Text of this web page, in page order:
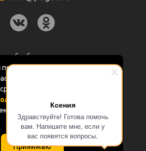
Ксения
Здравствуйте! Готова помочь
вам. Напишите мне, если у
вас появятся вопросы.
данным сайтом
на обработку персональных
Яндекс.Метрика в
конфиденциальности
об использовании
Cookie-файлов
Принимаю
на обработку персональных
данных
конфиденциальности
Документация
Карта сайта